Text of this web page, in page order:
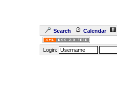
Search Calendar
Login: